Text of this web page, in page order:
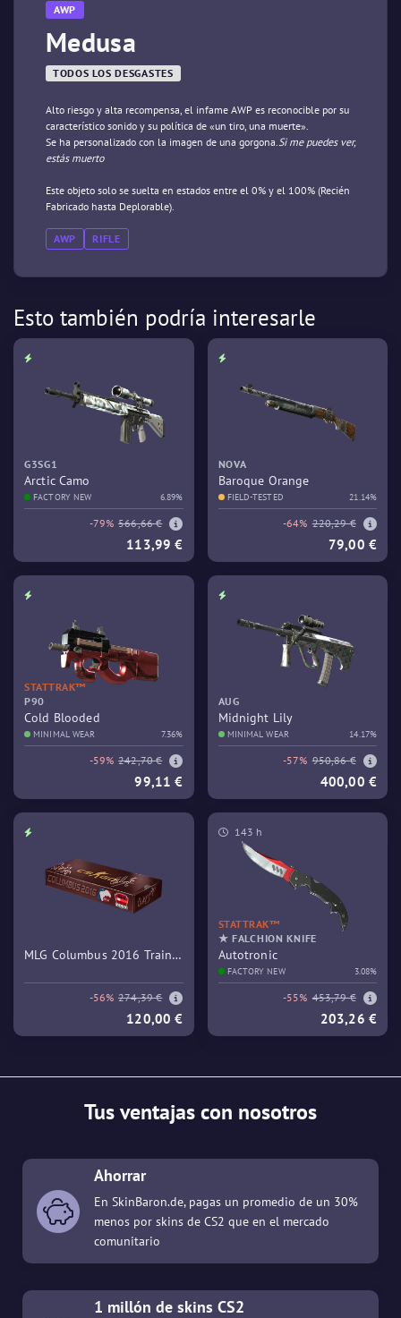
AWP
Medusa
TODOS LOS DESGASTES
Alto riesgo y alta recompensa, el infame AWP es reconocible por su
característico sonido y su política de «un tiro, una muerte».
Se ha personalizado con la imagen de una gorgona.Si me puedes ver,
estás muerto
Este objeto solo se suelta en estados entre el 0% y el 100% (Recién
Fabricado hasta Deplorable).
AWP RIFLE
Esto también podría interesarle
G3SG1
Arctic Camo
FACTORY NEW 6.89%
-79% 566,66 €
113,99 €
NOVA
Baroque Orange
FIELD-TESTED 21.14%
-64% 220,29 €
79,00 €
STATTRAK™
P90
Cold Blooded
MINIMAL WEAR 7.36%
-59% 242,70 €
99,11 €
AUG
Midnight Lily
MINIMAL WEAR 14.17%
-57% 950,86 €
400,00 €
MLG Columbus 2016 Train
-56% 274,39 €
120,00 €
143 h
STATTRAK™
★ FALCHION KNIFE
Autotronic
FACTORY NEW 3.08%
-55% 453,79 €
203,26 €
Tus ventajas con nosotros
Ahorrar
En SkinBaron.de, pagas un promedio de un 30%
menos por skins de CS2 que en el mercado
comunitario
1 millón de skins CS2